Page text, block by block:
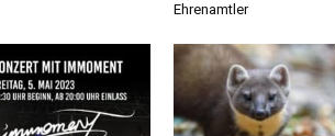
Ehrenamtler